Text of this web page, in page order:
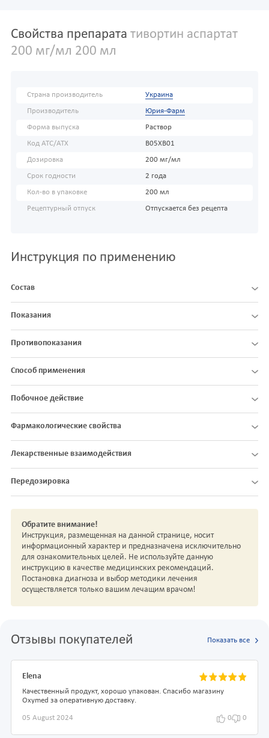
Свойства препарата тивортин аспартат
200 мг/мл 200 мл
Страна производитель Украина
Производитель Юрия-Фарм
Форма выпуска Раствор
Код АТС/ATX B05XB01
Дозировка 200 мг/мл
Срок годности 2 года
Кол-во в упаковке 200 мл
Рецептурный отпуск Отпускается без рецепта
Инструкция по применению
Состав
Показания
Противопоказания
Способ применения
Побочное действие
Фармакологические свойства
Лекарственные взаимодействия
Передозировка
Обратите внимание!
Инструкция, размещенная на данной странице, носит
информационный характер и предназначена исключительно
для ознакомительных целей. Не используйте данную
инструкцию в качестве медицинских рекомендаций.
Постановка диагноза и выбор методики лечения
осуществляется только вашим лечащим врачом!
Отзывы покупателей Показать все
Elena
Качественный продукт, хорошо упакован. Спасибо магазину
Oxymed за оперативную доставку.
05 August 2024 0 0